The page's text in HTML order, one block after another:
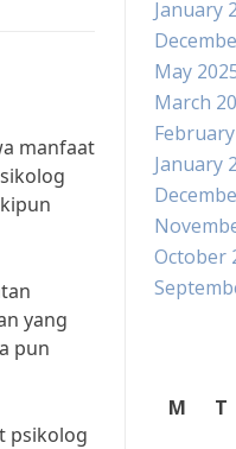
manfaat
yang
pun
psikolog
January
May
March
January
October
M
T